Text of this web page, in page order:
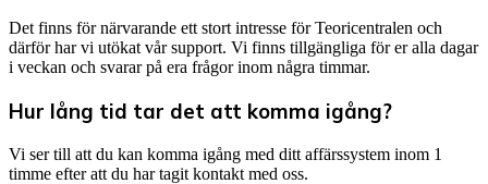
Det finns för närvarande ett stort intresse för Teoricentralen och
därför har vi utökat vår support. Vi finns tillgängliga för er alla dagar
i veckan och svarar på era frågor inom några timmar.
Hur lång tid tar det att komma igång?
Vi ser till att du kan komma igång med ditt affärssystem inom 1
timme efter att du har tagit kontakt med oss.